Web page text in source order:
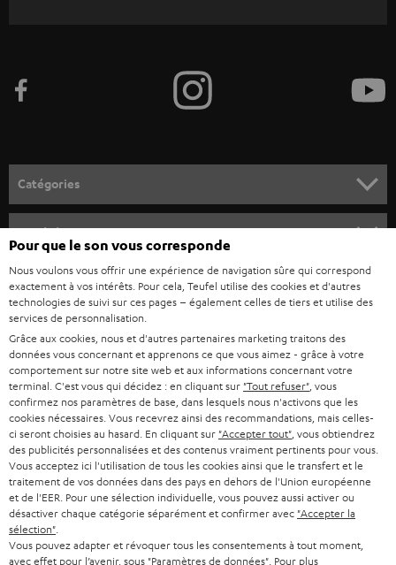
z
o
u
s
à
l
a
n
e
w
s
l
e
t
t
e
Catégories
BARRES DE SON
STEREO
SMART HOME
BLUETOOTH
CASQUES AUDIO
CASQUES BLUETOOTH AUDIO
SYSTEMES COMPLETS
Société
SUPPORT
CARRIÈRE
PRESSE
B2B
NEWSLETTER
MAGASINS
AVANTAGES D’ACHAT
Boutiques en ligne Teufel
ALLEMAGNE
AUTRICHE
SUISSE
PAYS-BAS
BELGIQUE
Pour que le son vous corresponde
Nous voulons vous offrir une expérience de navigation sûre qui correspond
exactement à vos intérêts. Pour cela, Teufel utilise des cookies et d'autres
technologies de suivi sur ces pages – également celles de tiers et utilise des
services de personnalisation.
Grâce aux cookies, nous et d'autres partenaires marketing traitons des
données vous concernant et apprenons ce que vous aimez - grâce à votre
comportement sur notre site web et aux informations concernant votre
terminal. C'est vous qui décidez : en cliquant sur "Tout refuser" , vous
confirmez nos paramètres de base, dans lesquels nous n'activons que les
cookies nécessaires. Vous recevrez ainsi des recommandations, mais celles-
ci seront choisies au hasard. En cliquant sur "Accepter tout" , vous obtiendrez
des publicités personnalisées et des contenus vraiment pertinents pour vous.
Vous acceptez ici l'utilisation de tous les cookies ainsi que le transfert et le
traitement de vos données dans des pays en dehors de l'Union européenne
et de l'EER. Pour une sélection individuelle, vous pouvez aussi activer ou
désactiver chaque catégorie séparément et confirmer avec "Accepter la
sélection"
Vous pouvez adapter et révoquer tous les consentements à tout moment,
avec effet pour l’avenir, sous "Paramètres de données". Pour plus